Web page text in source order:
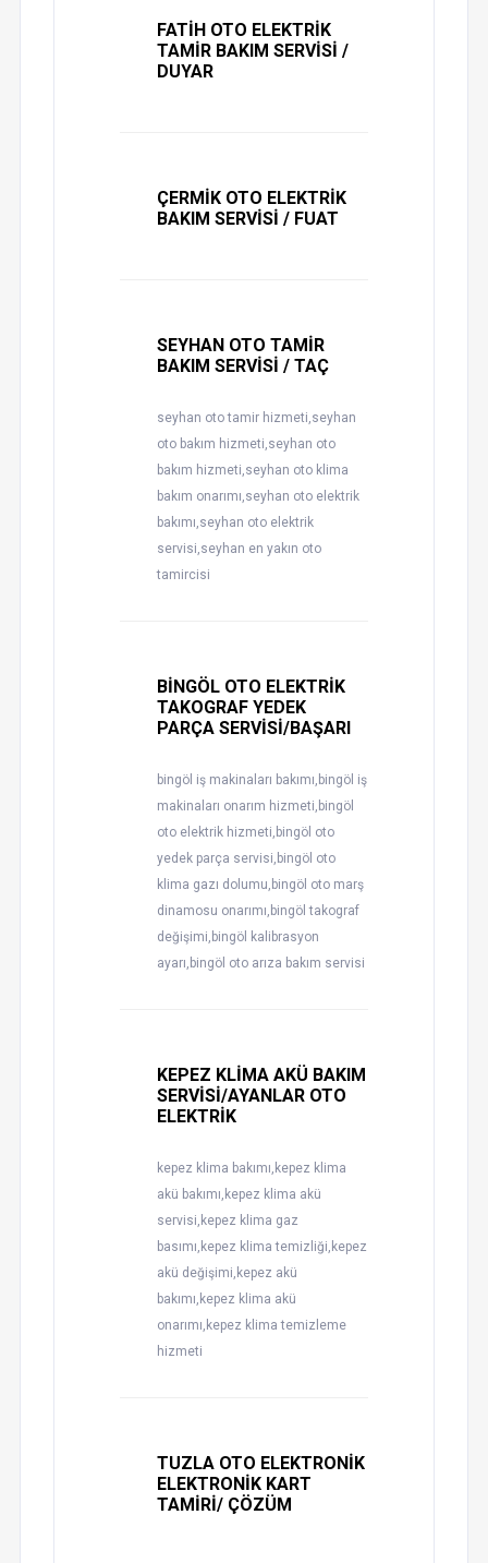
FATİH OTO ELEKTRİK
TAMİR BAKIM SERVİSİ /
DUYAR
ÇERMİK OTO ELEKTRİK
BAKIM SERVİSİ / FUAT
SEYHAN OTO TAMİR
BAKIM SERVİSİ / TAÇ
seyhan oto tamir hizmeti,seyhan
oto bakım hizmeti,seyhan oto
bakım hizmeti,seyhan oto klima
bakım onarımı,seyhan oto elektrik
bakımı,seyhan oto elektrik
servisi,seyhan en yakın oto
tamircisi
BİNGÖL OTO ELEKTRİK
TAKOGRAF YEDEK
PARÇA SERVİSİ/BAŞARI
bingöl iş makinaları bakımı,bingöl iş
makinaları onarım hizmeti,bingöl
oto elektrik hizmeti,bingöl oto
yedek parça servisi,bingöl oto
klima gazı dolumu,bingöl oto marş
dinamosu onarımı,bingöl takograf
değişimi,bingöl kalibrasyon
ayarı,bingöl oto arıza bakım servisi
KEPEZ KLİMA AKÜ BAKIM
SERVİSİ/AYANLAR OTO
ELEKTRİK
kepez klima bakımı,kepez klima
akü bakımı,kepez klima akü
servisi,kepez klima gaz
basımı,kepez klima temizliği,kepez
akü değişimi,kepez akü
bakımı,kepez klima akü
onarımı,kepez klima temizleme
hizmeti
TUZLA OTO ELEKTRONİK
ELEKTRONİK KART
TAMİRİ/ ÇÖZÜM